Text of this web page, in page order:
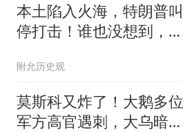
本土陷入火海，特朗普叫
停打击！谁也没想到，中
附允历史观
莫斯科又炸了！大鹅多位
军方高官遇刺，大乌暗杀